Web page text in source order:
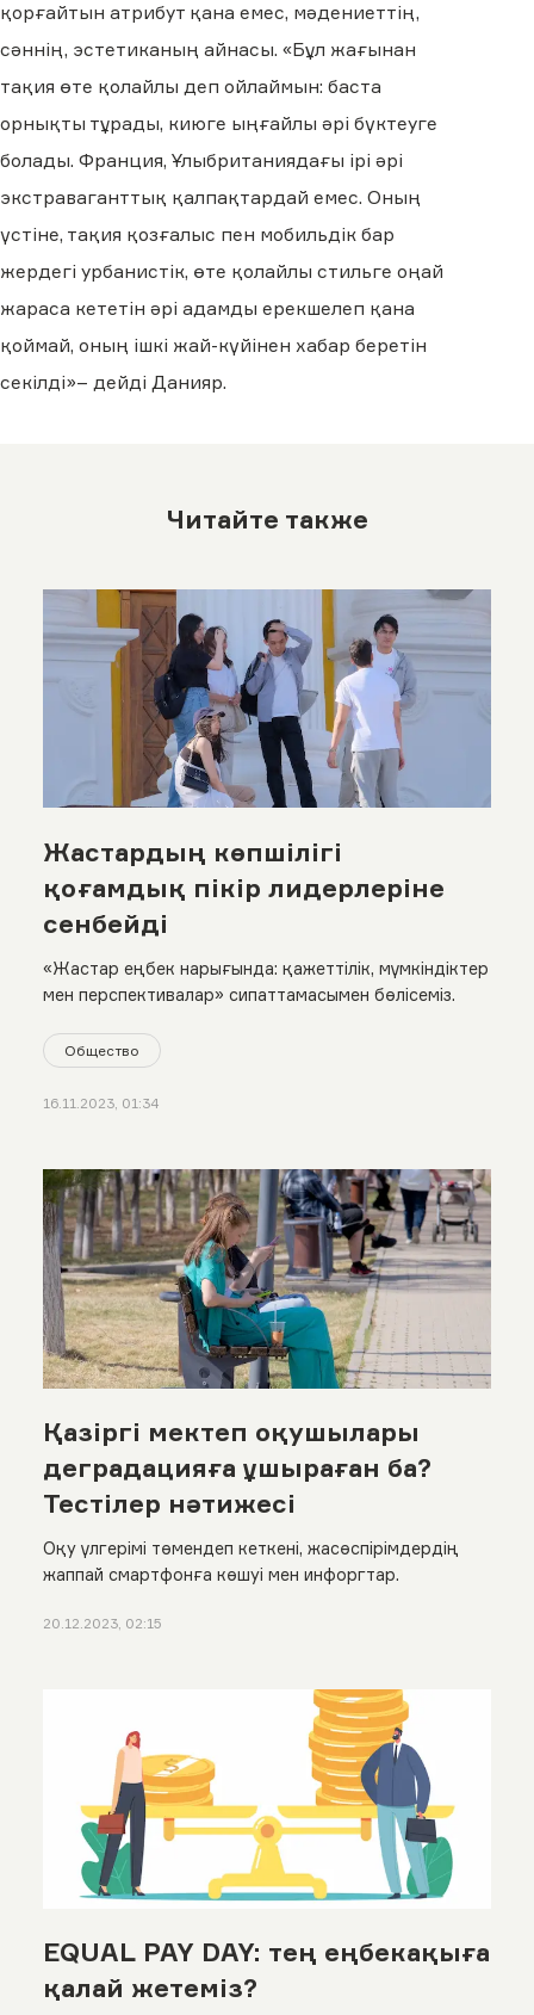
қорғайтын атрибут қана емес, мәдениеттің,
сәннің, эстетиканың айнасы. «Бұл жағынан
тақия өте қолайлы деп ойлаймын: баста
орнықты тұрады, киюге ыңғайлы әрі бүктеуге
болады. Франция, Ұлыбританиядағы ірі әрі
экстраваганттық қалпақтардай емес. Оның
үстіне, тақия қозғалыс пен мобильдік бар
жердегі урбанистік, өте қолайлы стильге оңай
жараса кететін әрі адамды ерекшелеп қана
қоймай, оның ішкі жай-күйінен хабар беретін
секілді»– дейді Данияр.
Читайте также
Жастардың көпшілігі
қоғамдық пікір лидерлеріне
сенбейді
«Жастар еңбек нарығында: қажеттілік, мүмкіндіктер
мен перспективалар» сипаттамасымен бөлісеміз.
Общество
16.11.2023, 01:34
Қазіргі мектеп оқушылары
деградацияға ұшыраған ба?
Тестілер нәтижесі
Оқу үлгерімі төмендеп кеткені, жасөспірімдердің
жаппай смартфонға көшуі мен инфоргтар.
20.12.2023, 02:15
EQUAL PAY DAY: тең еңбекақыға
қалай жетеміз?